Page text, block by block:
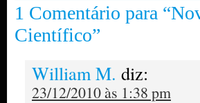
1 Comentário para
Científico”
William M. diz:
23/12/2010 às 1:38 pm